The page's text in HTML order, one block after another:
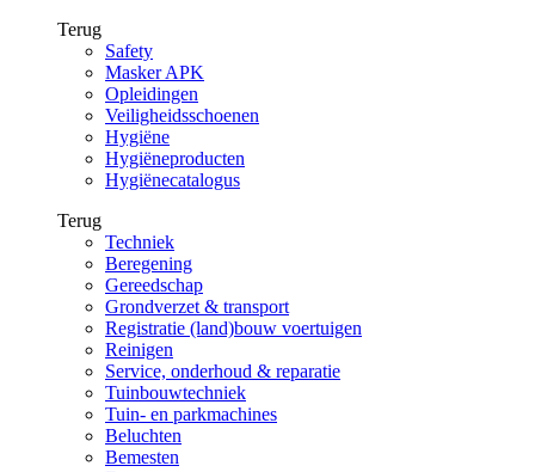
Terug
Safety
Masker APK
Opleidingen
Veiligheidsschoenen
Hygiëne
Hygiëneproducten
Hygiënecatalogus
Terug
Techniek
Beregening
Gereedschap
Grondverzet & transport
Registratie (land)bouw voertuigen
Reinigen
Service, onderhoud & reparatie
Tuinbouwtechniek
Tuin- en parkmachines
Beluchten
Bemesten